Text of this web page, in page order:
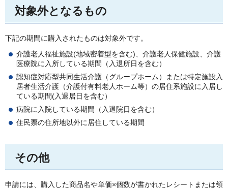
対象外となるもの
下記の期間に購入されたものは対象外です。
介護老人福祉施設(地域密着型を含む)、介護老人保健施設、介護
医療院に入所している期間（入退所日を含む）
認知症対応型共同生活介護（グループホーム）または特定施設入
居者生活介護（介護付有料老人ホーム等）の居住系施設に入居し
ている期間(入退居日を含む）
病院に入院している期間（入退院日を含む）
住民票の住所地以外に居住している期間
その他
申請には、購入した商品名や単価×個数が書かれたレシートまたは領